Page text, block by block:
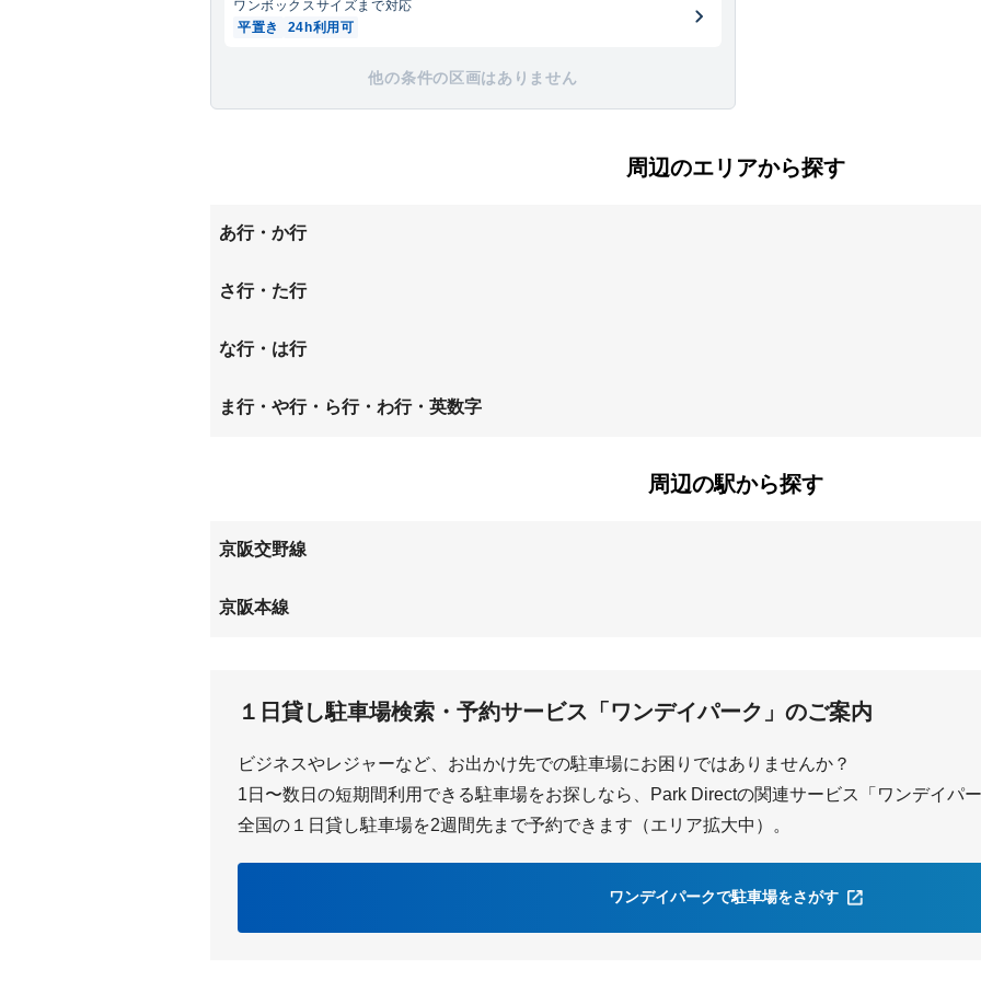
ワンボックスサイズまで対応
平置き
24h利用可
他の条件の区画はありません
周辺のエリアから探す
あ行・か行
池之宮
甲斐田新町
さ行・た行
桜丘町
須賀町 須山町
な行・は行
中宮西之町 中宮東之町
枚方元町
ま行・や行・ら行・わ行・英数字
周辺の駅から探す
京阪交野線
宮之阪
京阪本線
１日貸し駐車場検索・予約サービス「ワンデイパーク」のご案内
ビジネスやレジャーなど、お出かけ先での駐車場にお困りではありませんか？
1日〜数日の短期間利用できる駐車場をお探しなら、Park Directの関連サービス「ワンデイパ
全国の１日貸し駐車場を2週間先まで予約できます（エリア拡大中）。
ワンデイパークで駐車場をさがす